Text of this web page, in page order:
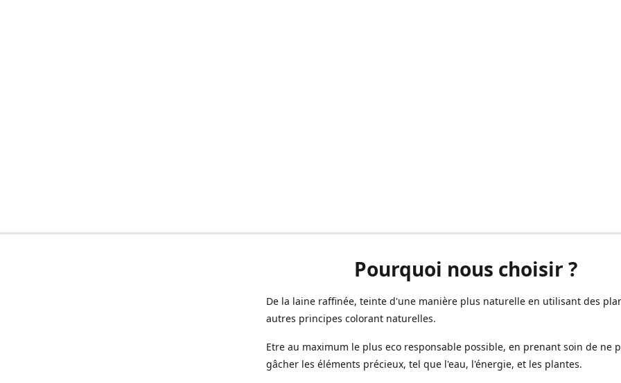
Pourquoi nous choisir ?
De la laine raffinée, teinte d'une manière plus naturelle en utilisant des
autres principes colorant naturelles.
Etre au maximum le plus eco responsable possible, en prenant soin de ne
gâcher les éléments précieux, tel que l'eau, l'énergie, et les plantes.